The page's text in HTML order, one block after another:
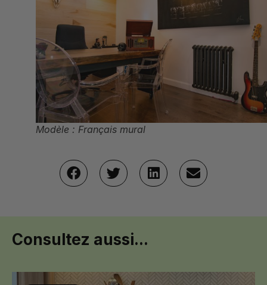
Modèle : Français mural
Consultez aussi...